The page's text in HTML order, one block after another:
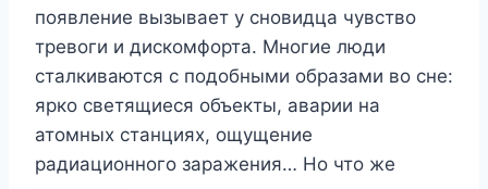
появление вызывает у сновидца чувство
тревоги и дискомфорта. Многие люди
сталкиваются с подобными образами во сне:
ярко светящиеся объекты, аварии на
атомных станциях, ощущение
радиационного заражения… Но что же